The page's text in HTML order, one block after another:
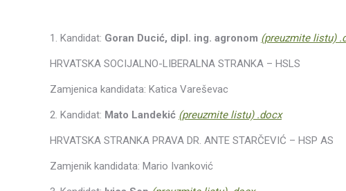
1. Kandidat: Goran Ducić, dipl. ing. agronom (preuzmite listu)
HRVATSKA SOCIJALNO-LIBERALNA STRANKA – HSLS
Zamjenica kandidata: Katica Vareševac
2. Kandidat: Mato Landekić (preuzmite listu) .docx
HRVATSKA STRANKA PRAVA DR. ANTE STARČEVIĆ – HSP AS
Zamjenik kandidata: Mario Ivanković